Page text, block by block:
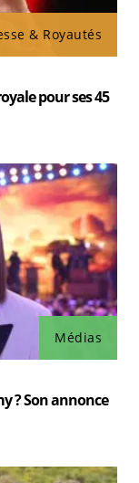
& Royautés
pour ses 45
Médias
? Son annonce